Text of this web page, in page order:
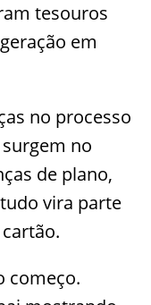
tesouros
em
no processo
no
de plano,
vira parte
começo.